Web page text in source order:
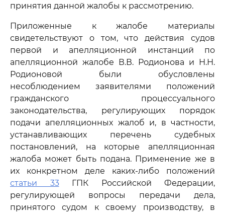
принятия данной жалобы к рассмотрению.
Приложенные к жалобе материалы
свидетельствуют о том, что действия судов
первой и апелляционной инстанций по
апелляционной жалобе В.В. Родионова и Н.Н.
Родионовой были обусловлены
несоблюдением заявителями положений
гражданского процессуального
законодательства, регулирующих порядок
подачи апелляционных жалоб и, в частности,
устанавливающих перечень судебных
постановлений, на которые апелляционная
жалоба может быть подана. Применение же в
их конкретном деле каких-либо положений
статьи 33ГПК Российской Федерации,
регулирующей вопросы передачи дела,
принятого судом к своему производству, в